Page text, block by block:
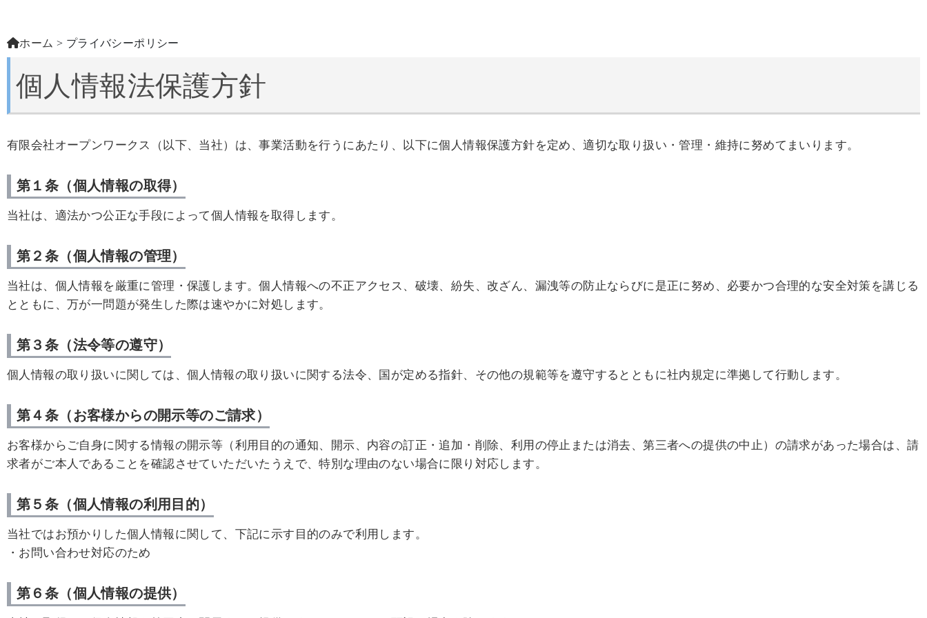
ホーム > プライバシーポリシー
個人情報法保護方針
有限会社オープンワークス（以下、当社）は、事業活動を行うにあたり、以下に個人情報保護方針を定め、適切な取り扱い・管理・維持に努めてまいります。
第１条（個人情報の取得）
当社は、適法かつ公正な手段によって個人情報を取得します。
第２条（個人情報の管理）
当社は、個人情報を厳重に管理・保護します。個人情報への不正アクセス、破壊、紛失、改ざん、漏洩等の防止ならびに是正に努め、必要かつ合理的な安全対策を講じる
とともに、万が一問題が発生した際は速やかに対処します。
第３条（法令等の遵守）
個人情報の取り扱いに関しては、個人情報の取り扱いに関する法令、国が定める指針、その他の規範等を遵守するとともに社内規定に準拠して行動します。
第４条（お客様からの開示等のご請求）
お客様からご自身に関する情報の開示等（利用目的の通知、開示、内容の訂正・追加・削除、利用の停止または消去、第三者への提供の中止）の請求があった場合は、請
求者がご本人であることを確認させていただいたうえで、特別な理由のない場合に限り対応します。
第５条（個人情報の利用目的）
当社ではお預かりした個人情報に関して、下記に示す目的のみで利用します。
・お問い合わせ対応のため
第６条（個人情報の提供）